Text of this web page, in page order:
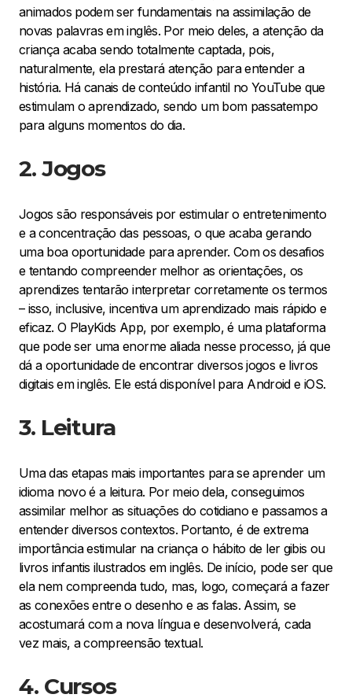
animados podem ser fundamentais na assimilação de
novas palavras em inglês. Por meio deles, a atenção da
criança acaba sendo totalmente captada, pois,
naturalmente, ela prestará atenção para entender a
história. Há canais de conteúdo infantil no YouTube que
estimulam o aprendizado, sendo um bom passatempo
para alguns momentos do dia.
2. Jogos
Jogos são responsáveis por estimular o entretenimento
e a concentração das pessoas, o que acaba gerando
uma boa oportunidade para aprender. Com os desafios
e tentando compreender melhor as orientações, os
aprendizes tentarão interpretar corretamente os termos
– isso, inclusive, incentiva um aprendizado mais rápido e
eficaz. O PlayKids App, por exemplo, é uma plataforma
que pode ser uma enorme aliada nesse processo, já que
dá a oportunidade de encontrar diversos jogos e livros
digitais em inglês. Ele está disponível para Android e iOS.
3. Leitura
Uma das etapas mais importantes para se aprender um
idioma novo é a leitura. Por meio dela, conseguimos
assimilar melhor as situações do cotidiano e passamos a
entender diversos contextos. Portanto, é de extrema
importância estimular na criança o hábito de ler gibis ou
livros infantis ilustrados em inglês. De início, pode ser que
ela nem compreenda tudo, mas, logo, começará a fazer
as conexões entre o desenho e as falas. Assim, se
acostumará com a nova língua e desenvolverá, cada
vez mais, a compreensão textual.
4. Cursos